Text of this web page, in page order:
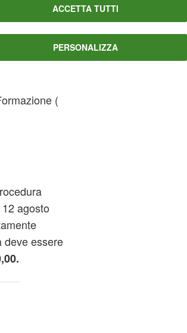
(
agosto
deve essere
ACCETTA TUTTI
PERSONALIZZA